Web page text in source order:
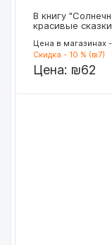
В книгу
красивые
Цена в магазинах
Скидка - 10 % (₪7)
Цена: ₪62